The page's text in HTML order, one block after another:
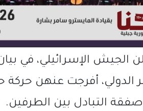
الدولي، أفرجت عنهن
التبادل بين الطرفين.